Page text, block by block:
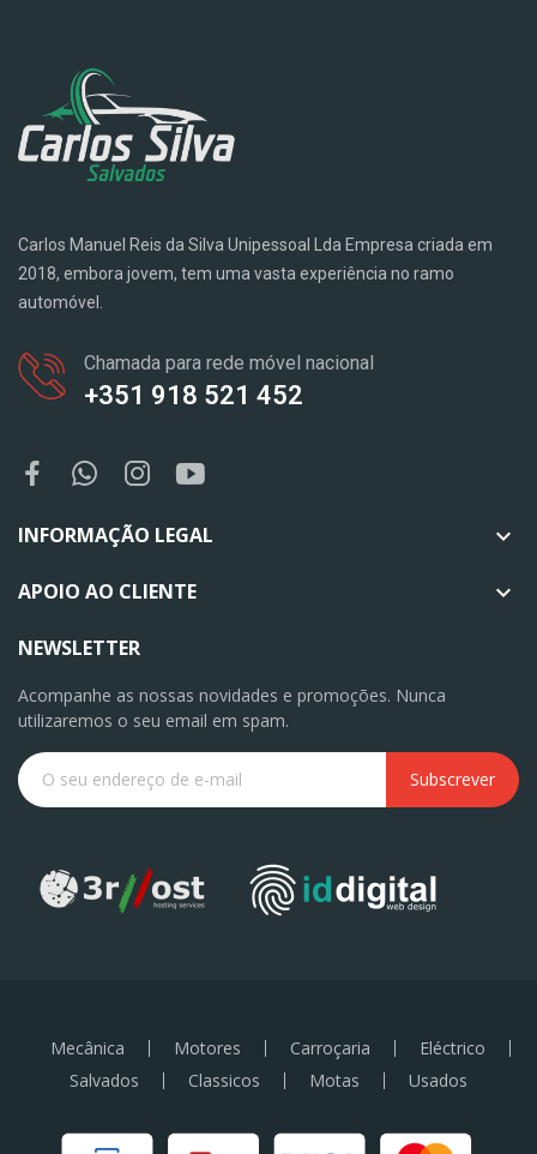
Carlos Manuel Reis da Silva Unipessoal Lda Empresa criada em
2018, embora jovem, tem uma vasta experiência no ramo
automóvel.
Chamada para rede móvel nacional
+351 918 521 452
INFORMAÇÃO LEGAL 
APOIO AO CLIENTE 
NEWSLETTER
Acompanhe as nossas novidades e promoções. Nunca
utilizaremos o seu email em spam.
Subscrever
Mecânica Motores Carroçaria
Eléctrico
Salvados
Classicos Motas Usados